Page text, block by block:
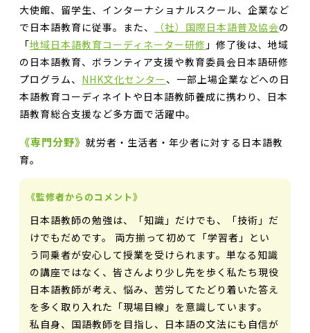
大使館、留学生、インターナショナルスクール、企業など
で日本語教育に従事。また、
（社）国際日本語普及協会の
「地域日本語教育コーディネーター研修 」修了後は、地域
の日本語教育、ボランティア支援や教育委員会日本語研修
プログラム、 NHK文化センター、一部上場企業などへの日
本語教育コーディネイトや日本語教師養成に携わり、日本
語教育総合支援など多方面で活躍中。
《専門分野》就労者・生活者・年少者に対する日本語教
育。
《監修者からのコメント》
日本語教師の勉強は、「知識」だけでも、「技術」だ
けでもだめです。 両方揃って初めて「学習者」とい
う同乗者が安心して授業を受けられます。単なる知識
の講座ではなく、皆さんより少し先を歩く私たち現役
日本語教師が考え、悩み、苦労してたどり着いた答え
を多く取り入れた「現場目線」を意識しています。
私自身、国語教師を目指し、日本語の文法にも自信が